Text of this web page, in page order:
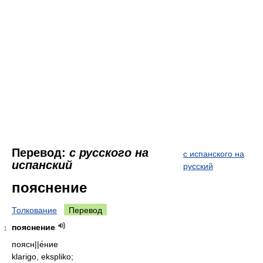
Перевод: с русского на
испанский
с испанского на
русский
пояснение
Толкование Перевод
1
пояснение
поясн||е́ние
klarigo, ekspliko;